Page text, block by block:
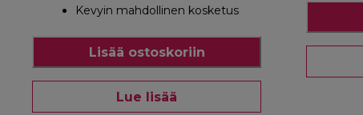
Kevyin mahdollinen kosketus
Lisää ostoskoriin
Lue lisää